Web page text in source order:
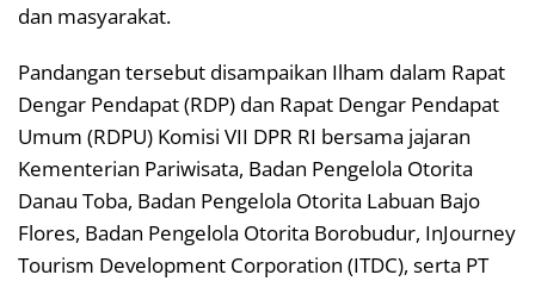
dan masyarakat.
Pandangan tersebut disampaikan Ilham dalam Rapat
Dengar Pendapat (RDP) dan Rapat Dengar Pendapat
Umum (RDPU) Komisi VII DPR RI bersama jajaran
Kementerian Pariwisata, Badan Pengelola Otorita
Danau Toba, Badan Pengelola Otorita Labuan Bajo
Flores, Badan Pengelola Otorita Borobudur, InJourney
Tourism Development Corporation (ITDC), serta PT